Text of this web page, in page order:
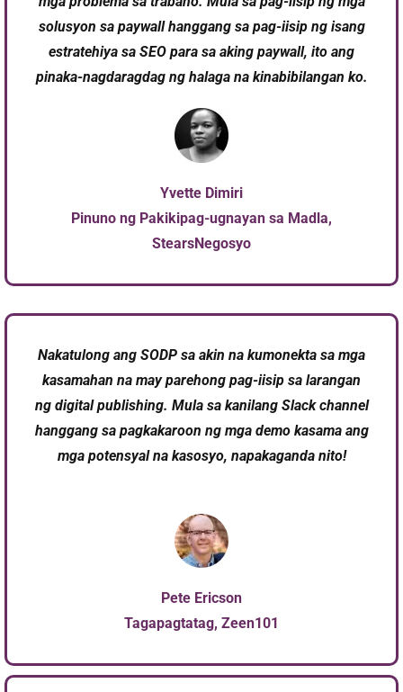
solusyon sa paywall hanggang sa pag-iisip ng isang
estratehiya sa SEO para sa aking paywall, ito ang
pinaka-nagdaragdag ng halaga na kinabibilangan ko.
Yvette Dimiri
Pinuno ng Pakikipag-ugnayan sa Madla,
StearsNegosyo
Nakatulong ang SODP sa akin na kumonekta sa mga
kasamahan na may parehong pag-iisip sa larangan
ng digital publishing. Mula sa kanilang Slack channel
hanggang sa pagkakaroon ng mga demo kasama ang
mga potensyal na kasosyo, napakaganda nito!
Pete Ericson
Tagapagtatag, Zeen101​